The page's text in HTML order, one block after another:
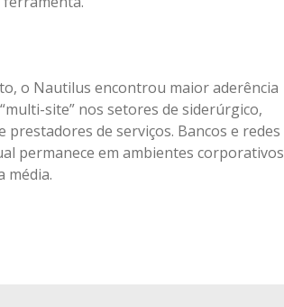
o Nautilus encontrou maior aderência
site” nos setores de siderúrgico,
de serviços. Bancos e redes
permanece em ambientes corporativos
média.